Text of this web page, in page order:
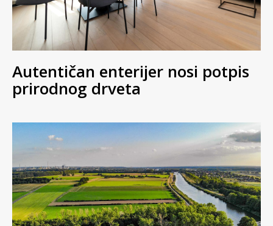
Autentičan enterijer nosi potpis
prirodnog drveta